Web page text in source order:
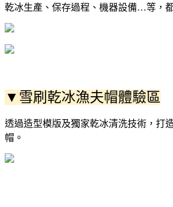
乾冰生產、保存過程、機器設備…等，
▼雪刷乾冰漁夫帽體驗區
透過造型模版及獨家乾冰清洗技術，打
帽。